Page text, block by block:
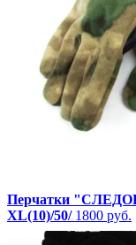
Перчатки
ХL(10)/50/ 1800 руб.